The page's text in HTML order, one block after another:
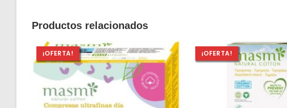
Productos relacionados
¡OFERTA! ¡OFERTA!